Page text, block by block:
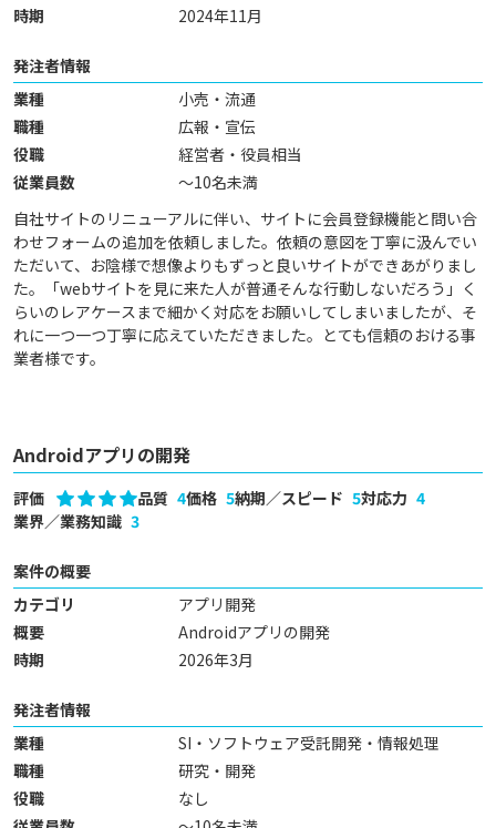
時期
2024年11月
発注者情報
業種
小売・流通
職種
広報・宣伝
役職
経営者・役員相当
従業員数
～10名未満
自社サイトのリニューアルに伴い、サイトに会員登録機能と問い合
わせフォームの追加を依頼しました。依頼の意図を丁寧に汲んでい
ただいて、お陰様で想像よりもずっと良いサイトができあがりまし
た。「webサイトを見に来た人が普通そんな行動しないだろう」く
らいのレアケースまで細かく対応をお願いしてしまいましたが、そ
れに一つ一つ丁寧に応えていただきました。とても信頼のおける事
業者様です。
Androidアプリの開発
評価 品質 4価格 5納期／スピード 5対応力 4
業界／業務知識 3
案件の概要
カテゴリ
アプリ開発
概要
Androidアプリの開発
時期
2026年3月
発注者情報
業種
SI・ソフトウェア受託開発・情報処理
職種
研究・開発
役職
なし